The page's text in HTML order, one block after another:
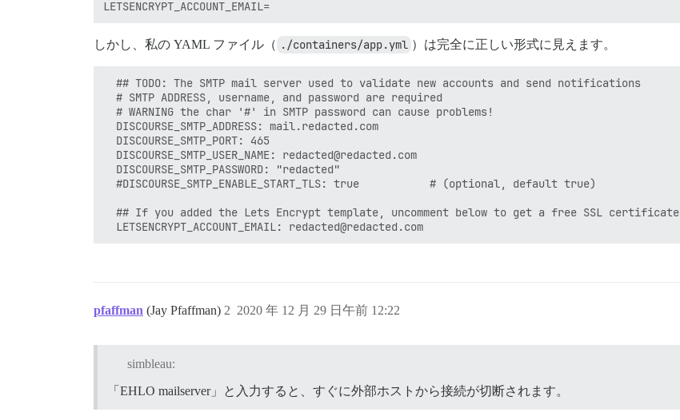
しかし、私の YAML ファイル（ ./containers/app.yml ）は完全に正しい形式に見えます。
  ## TODO: The SMTP mail server used to validate new accounts and send notifications
  # SMTP ADDRESS, username, and password are required
  # WARNING the char '#' in SMTP password can cause problems!
  DISCOURSE_SMTP_ADDRESS: mail.redacted.com
  DISCOURSE_SMTP_PORT: 465
  DISCOURSE_SMTP_USER_NAME: redacted@redacted.com
  DISCOURSE_SMTP_PASSWORD: "redacted"
  #DISCOURSE_SMTP_ENABLE_START_TLS: true           # (optional, default true)
  ## If you added the Lets Encrypt template, uncomment below to get a free SSL certificate
pfaffman (Jay Pfaffman) 2020 年 12 月 29 日午前 12:22
2
simbleau:
「EHLO mailserver」と入力すると、すぐに外部ホストから接続が切断されます。